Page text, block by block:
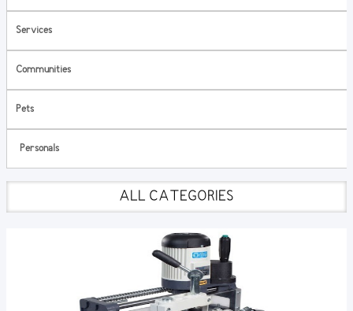
Services
Communities
Pets
Personals
ALL CATEGORIES